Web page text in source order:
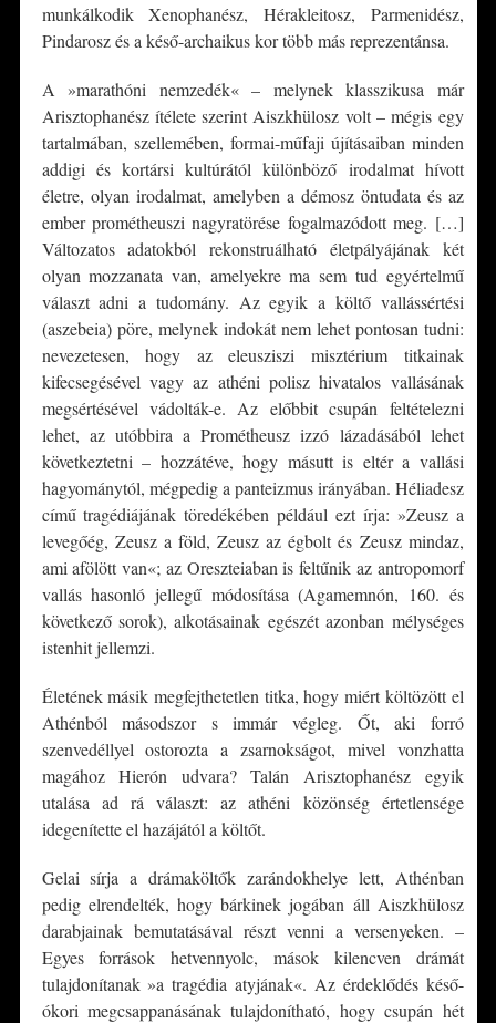
munkálkodik Xenophanész, Hérakleitosz, Parmenidész,
Pindarosz és a késő-archaikus kor több más reprezentánsa.
A »marathóni nemzedék« – melynek klasszikusa már
Arisztophanész ítélete szerint Aiszkhülosz volt – mégis egy
tartalmában, szellemében, formai-műfaji újításaiban minden
addigi és kortársi kultúrától különböző irodalmat hívott
életre, olyan irodalmat, amelyben a démosz öntudata és az
ember prométheuszi nagyratörése fogalmazódott meg. […]
Változatos adatokból rekonstruálható életpályájának két
olyan mozzanata van, amelyekre ma sem tud egyértelmű
választ adni a tudomány. Az egyik a költő vallássértési
(aszebeia) pöre, melynek indokát nem lehet pontosan tudni:
nevezetesen, hogy az eleusziszi misztérium titkainak
kifecsegésével vagy az athéni polisz hivatalos vallásának
megsértésével vádolták-e. Az előbbit csupán feltételezni
lehet, az utóbbira a Prométheusz izzó lázadásából lehet
következtetni – hozzátéve, hogy másutt is eltér a vallási
hagyománytól, mégpedig a panteizmus irányában. Héliadesz
című tragédiájának töredékében például ezt írja: »Zeusz a
levegőég, Zeusz a föld, Zeusz az égbolt és Zeusz mindaz,
ami afölött van«; az Oreszteiaban is feltűnik az antropomorf
vallás hasonló jellegű módosítása (Agamemnón, 160. és
következő sorok), alkotásainak egészét azonban mélységes
istenhit jellemzi.
Életének másik megfejthetetlen titka, hogy miért költözött el
Athénból másodszor s immár végleg. Őt, aki forró
szenvedéllyel ostorozta a zsarnokságot, mivel vonzhatta
magához Hierón udvara? Talán Arisztophanész egyik
utalása ad rá választ: az athéni közönség értetlensége
idegenítette el hazájától a költőt.
Gelai sírja a drámaköltők zarándokhelye lett, Athénban
pedig elrendelték, hogy bárkinek jogában áll Aiszkhülosz
darabjainak bemutatásával részt venni a versenyeken. –
Egyes források hetvennyolc, mások kilencven drámát
tulajdonítanak »a tragédia atyjának«. Az érdeklődés késő-
ókori megcsappanásának tulajdonítható, hogy csupán hét